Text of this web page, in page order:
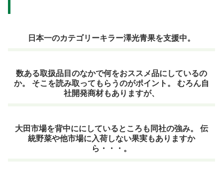
日本一のカテゴリーキラー澤光青果を支援中。
数ある取扱品目のなかで何をおススメ品にしているの
か。 そこを読み取ってもらうのがポイント。 むろん自
社開発商材もありますが、
大田市場を背中ににしているところも同社の強み。 伝
統野菜や他市場に入荷しない果実もありますか
ら・・・。